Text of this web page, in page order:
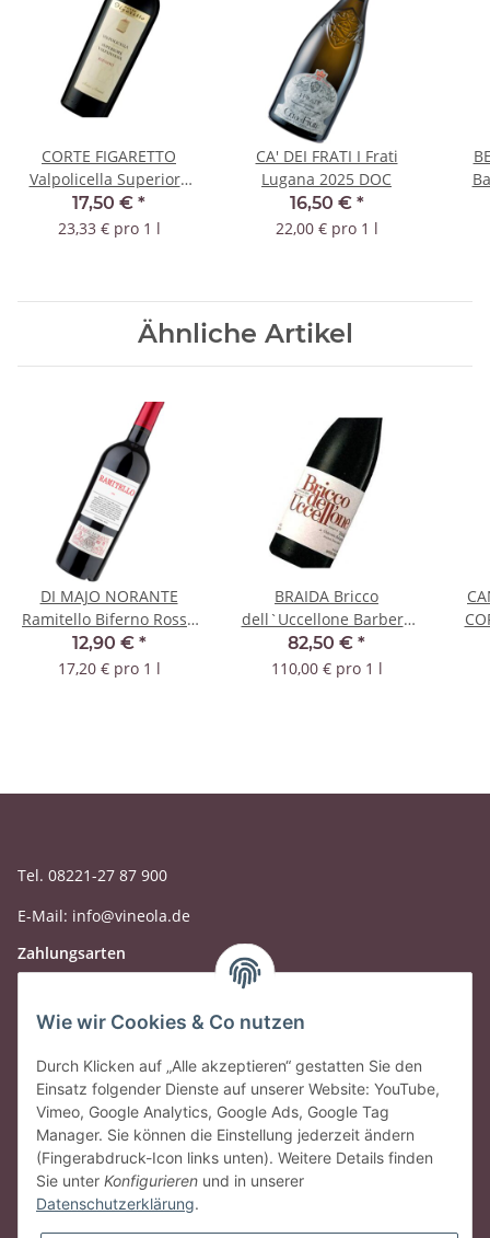
CORTE FIGARETTO
Valpolicella Superiore
Ripasso 2023 DOC
17,50 € *
23,33 € pro 1 l
CA' DEI FRATI I Frati
Lugana 2025 DOC
16,50 € *
22,00 € pro 1 l
Ähnliche Artikel
DI MAJO NORANTE
Ramitello Biferno Rosso
Riserva 2020 DOC
12,90 € *
17,20 € pro 1 l
BRAIDA Bricco
dell`Uccellone Barbera
2020 DOC
82,50 € *
110,00 € pro 1 l
Tel. 08221-27 87 900
E-Mail: info@vineola.de
Zahlungsarten
Wie wir Cookies & Co nutzen
Durch Klicken auf „Alle akzeptieren“ gestatten Sie den
Einsatz folgender Dienste auf unserer Website: YouTube,
Vimeo, Google Analytics, Google Ads, Google Tag
Manager. Sie können die Einstellung jederzeit ändern
(Fingerabdruck-Icon links unten). Weitere Details finden
Sie unter Konfigurieren und in unserer
Datenschutzerklärung.